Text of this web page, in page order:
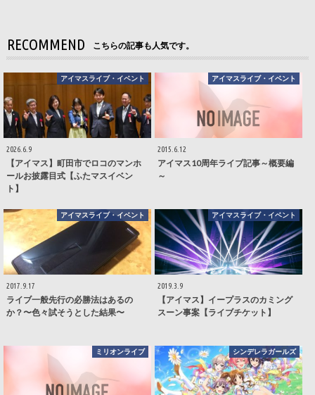
RECOMMEND こちらの記事も人気です。
アイマスライブ・イベント
2026.6.9
【アイマス】町田市でロコのマンホ
ールお披露目式【ふたマスイベン
ト】
アイマスライブ・イベント
2015.6.12
アイマス10周年ライブ記事～概要編
～
アイマスライブ・イベント
2017.9.17
ライブ一般先行の必勝法はあるの
か？〜色々試そうとした結果〜
アイマスライブ・イベント
2019.3.9
【アイマス】イープラスのカミング
スーン事案【ライブチケット】
ミリオンライブ シンデレラガールズ